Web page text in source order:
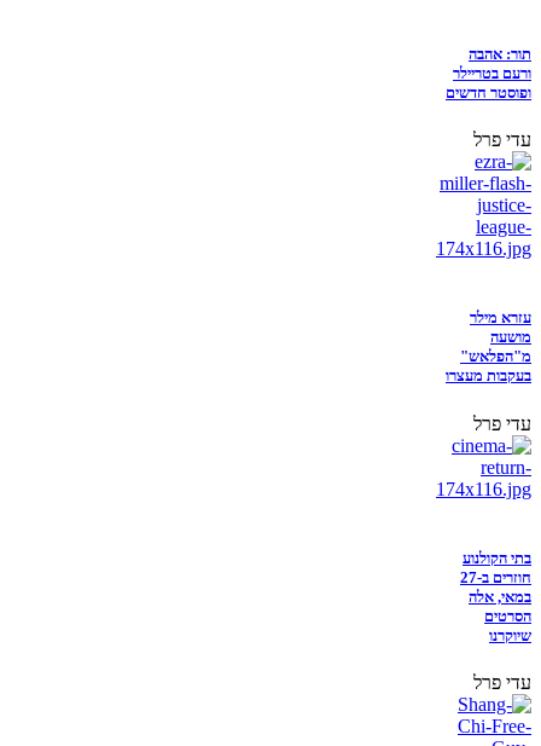
תור: אהבה
ורעם בטריילר
ופוסטר חדשים
עדי פרל
עזרא מילר
מושעה
מ"הפלאש"
בעקבות מעצרו
עדי פרל
בתי הקולנוע
חוזרים ב-27
במאי, אלה
הסרטים
שיוקרנו
עדי פרל